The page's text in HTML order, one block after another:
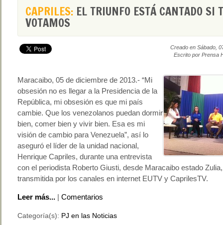
CAPRILES: EL TRIUNFO ESTÁ CANTADO SI
VOTAMOS
Creado en Sábado,
Escrito por Prensa
Maracaibo, 05 de diciembre de 2013.- “Mi
obsesión no es llegar a la Presidencia de la
República, mi obsesión es que mi país
cambie. Que los venezolanos puedan dormir
bien, comer bien y vivir bien. Esa es mi
visión de cambio para Venezuela”, así lo
aseguró el líder de la unidad nacional,
Henrique Capriles, durante una entrevista
con el periodista Roberto Giusti, desde Maracaibo estado
transmitida por los canales en internet EUTV y CaprilesTV.
Leer más... | Comentarios
Categoría(s): PJ en las Noticias